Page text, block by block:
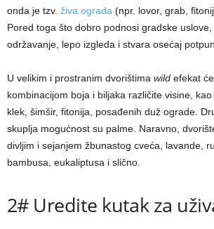
onda je tzv. živa ograda (npr. lovor, grab,
Pored toga što dobro podnosi gradske uslove,
održavanje, lepo izgleda i stvara osećaj
U velikim i prostranim dvorištima wild efekat
kombinacijom boja i biljaka različite visine,
klek, šimšir, fitonija, posađenih duž ograde.
skuplja mogućnost su palme. Naravno,
divljim i sejanjem žbunastog cveća, lavande,
bambusa, eukaliptusa i slično.
2# Uredite kutak za